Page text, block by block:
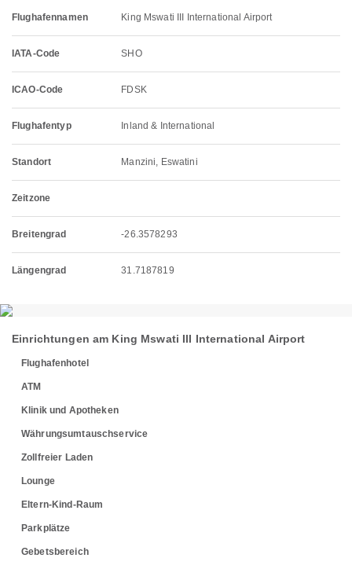
Flughafennamen King Mswati III International Airport
IATA-Code SHO
ICAO-Code FDSK
Flughafentyp Inland & International
Standort Manzini, Eswatini
Zeitzone
Breitengrad -26.3578293
Längengrad 31.7187819
Einrichtungen am King Mswati III International Airport
Flughafenhotel
ATM
Klinik und Apotheken
Währungsumtauschservice
Zollfreier Laden
Lounge
Eltern-Kind-Raum
Parkplätze
Gebetsbereich